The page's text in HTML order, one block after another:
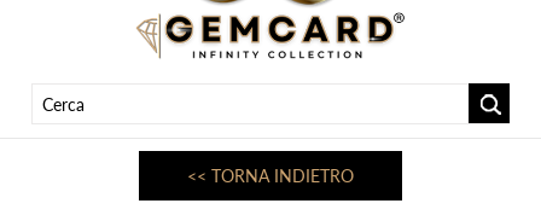
<< TORNA INDIETRO